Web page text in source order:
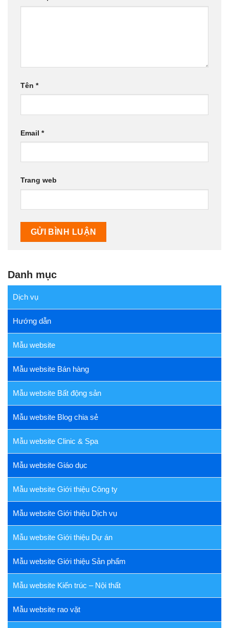
Tên *
Email *
Trang web
Danh mục
Dịch vụ
Hướng dẫn
Mẫu website
Mẫu website Bán hàng
Mẫu website Bất động sản
Mẫu website Blog chia sẻ
Mẫu website Clinic & Spa
Mẫu website Giáo dục
Mẫu website Giới thiệu Công ty
Mẫu website Giới thiệu Dịch vụ
Mẫu website Giới thiệu Dự án
Mẫu website Giới thiệu Sản phẩm
Mẫu website Kiến trúc – Nội thất
Mẫu website rao vặt